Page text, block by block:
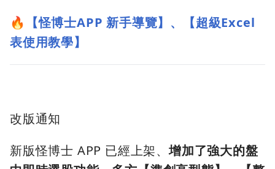
🔥
【怪博士APP 新手導覽】、【超級Excel
表使用教學】
改版通知
新版怪博士 APP 已經上架、增加了強大的盤